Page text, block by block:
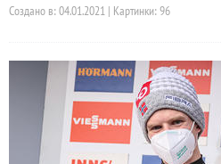
Создано в: 04.01.2021 | Картинки: 96